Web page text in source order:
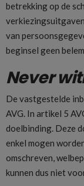
betrekking op de
van
beginsel geen
Never
De vastgestelde
AVG. In artikel 5
doelbinding. Deze
enkel mogen
omschreven,
kunnen dus niet